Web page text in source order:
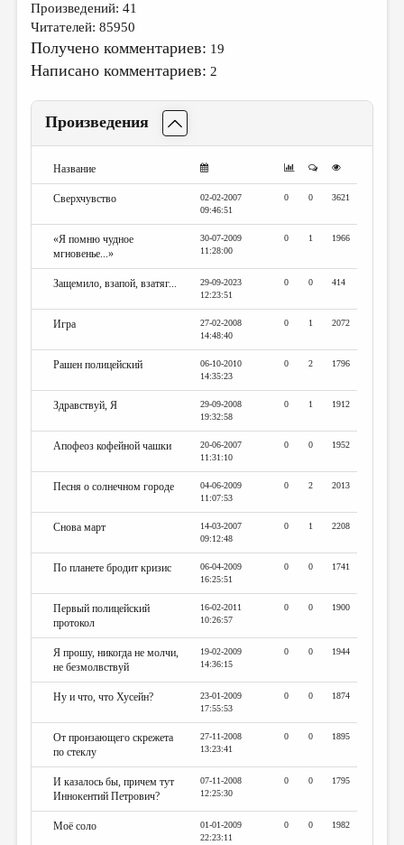
ЛИТЕРАТУРОВЕДЕНИЕ
КУЛЬТУРОВЕДЕНИЕ
РЕЦЕНЗИРОВАНИЕ
ЦИКЛЫ ПУБЛИКАЦИЙ
ТРЕДИАКОВСКИЙ
ВКОНТАКТЕ
Произведений: 41
Читателей: 85950
Получено комментариев: 19
Написано комментариев: 2
Произведения
Название
Сверхчувство
02-02-2007
09:46:51
0 0 3621
«Я помню чудное
мгновенье...»
30-07-2009
11:28:00
0 1 1966
Защемило, взапой, взатяг...
29-09-2023
12:23:51
0 0 414
Игра
27-02-2008
14:48:40
0 1 2072
Рашен полицейский
06-10-2010
14:35:23
0 2 1796
Здравствуй, Я
29-09-2008
19:32:58
0 1 1912
Апофеоз кофейной чашки
20-06-2007
11:31:10
0 0 1952
Песня о солнечном городе
04-06-2009
11:07:53
0 2 2013
Снова март
14-03-2007
09:12:48
0 1 2208
По планете бродит кризис
06-04-2009
16:25:51
0 0 1741
Первый полицейский
протокол
16-02-2011
10:26:57
0 0 1900
Я прошу, никогда не молчи,
не безмолвствуй
19-02-2009
14:36:15
0 0 1944
Ну и что, что Хусейн?
23-01-2009
17:55:53
0 0 1874
От пронзающего скрежета
по стеклу
27-11-2008
13:23:41
0 0 1895
И казалось бы, причем тут
Иннокентий Петрович?
07-11-2008
12:25:30
0 0 1795
Моё соло
01-01-2009
22:23:11
0 0 1982